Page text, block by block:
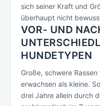
sich seiner Kraft und
überhaupt nicht
VOR- UND
HUNDETYPEN
Große, schwere
erwachsen als kleine.
drei Jahre allein durch